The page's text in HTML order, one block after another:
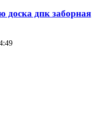
дпк заборная